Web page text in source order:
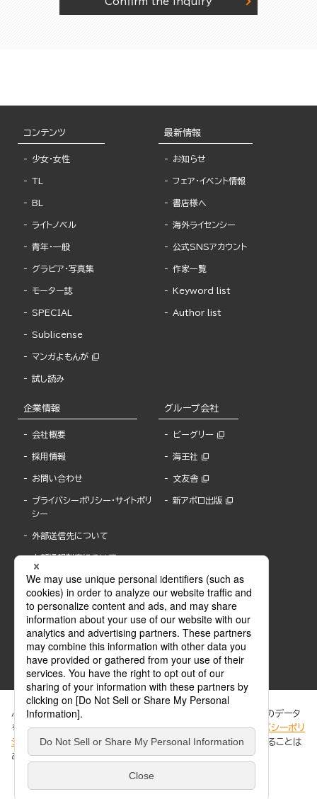
コンテンツ
少女・女性
TL
BL
ライトノベル
青年・一般
グラビア・写真集
モーター誌
SPECIAL
Sublicense
マンガよもんが
試し読み
最新情報
お知らせ
フェア・イベント情報
書店様へ
海外ライセンシー
公式SNSアカウント
作家一覧
Keyword list
Author list
企業情報
会社概要
採用情報
お問い合わせ
プライバシーポリシー・サイトポリ
シー
外部送信先について
内部通報制度について
グループ会社
ビーグリー
海王社
文友舎
新アポロ出版
ABJマークは、この電子書店・電子書籍配信サービスが、著作権者からコンテンツ使用許諾を
得た正規版配信サービスであることを示す登録商標(登録番号 第6091713号)です。
ABJマークの詳細、ABJマークを掲示しているサービスの一覧はこちら。
ぶんか社が運営するサイトでは、利便性向上のためにCookie等のデータ
を使用しています。 当社のCookieについての詳細は、「プライバシーポリ
シー
」をご覧ください。当サイトでは、訪問者の個人情報を追跡することは
ありません。